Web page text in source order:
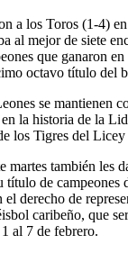
a los Toros (1-4)
al mejor de siete
que ganaron
octavo título del
se mantienen
la historia de la
los Tigres del Licey
martes también les
título de campeones
el derecho de
caribeño, que
al 7 de febrero.